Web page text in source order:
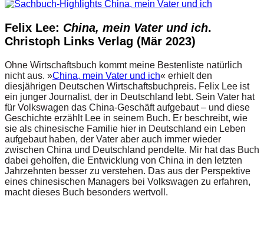
Felix Lee: China, mein Vater und ich.
Christoph Links Verlag (Mär 2023)
Ohne Wirtschaftsbuch kommt meine Bestenliste natürlich
nicht aus. »China, mein Vater und ich« erhielt den
diesjährigen Deutschen Wirtschaftsbuchpreis. Felix Lee ist
ein junger Journalist, der in Deutschland lebt. Sein Vater hat
für Volkswagen das China-Geschäft aufgebaut – und diese
Geschichte erzählt Lee in seinem Buch. Er beschreibt, wie
sie als chinesische Familie hier in Deutschland ein Leben
aufgebaut haben, der Vater aber auch immer wieder
zwischen China und Deutschland pendelte. Mir hat das Buch
dabei geholfen, die Entwicklung von China in den letzten
Jahrzehnten besser zu verstehen. Das aus der Perspektive
eines chinesischen Managers bei Volkswagen zu erfahren,
macht dieses Buch besonders wertvoll.